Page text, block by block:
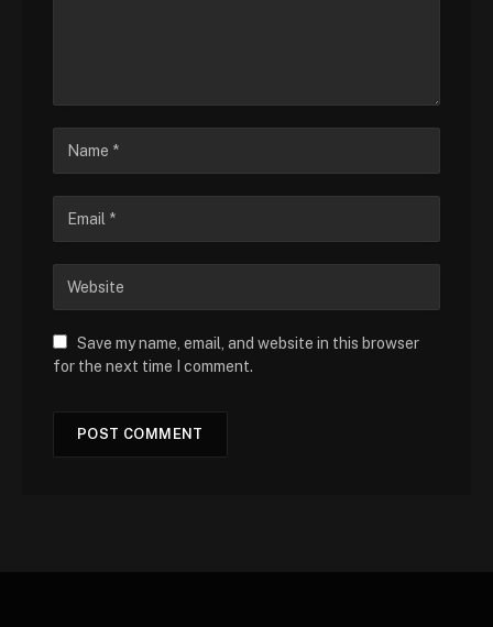
Save my name, email, and website in this browser
for the next time I comment.